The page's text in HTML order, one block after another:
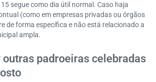
segue como dia útil normal. Caso haja
(como em empresas privadas ou órgãos
de forma específica e não está relacionado a
ampla.
outras padroeiras celebradas